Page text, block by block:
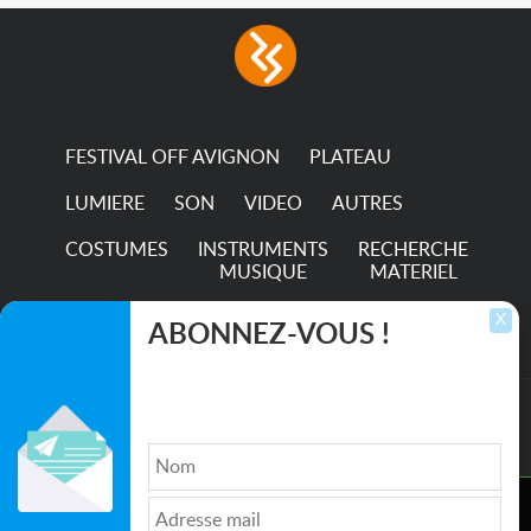
FESTIVAL OFF AVIGNON PLATEAU
LUMIERE SON VIDEO AUTRES
COSTUMES
INSTRUMENTS
MUSIQUE
RECHERCHE
MATERIEL
TRANSPORTS
Qui sommes nous ?| Médias
X
ABONNEZ-VOUS !
Ce site utilise des cookies pour améliorer l'expérience de